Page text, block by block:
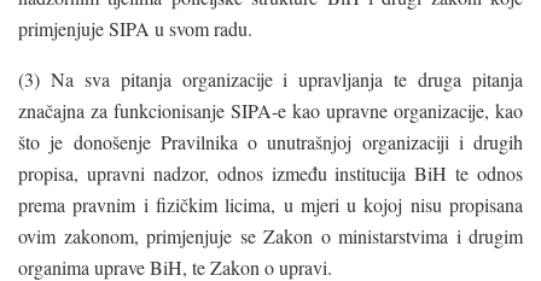
primjenjuje SIPA u svom radu.
(3) Na sva pitanja organizacije i upravljanja te druga pitanja
značajna za funkcionisanje SIPA-e kao upravne organizacije, kao
što je donošenje Pravilnika o unutrašnjoj organizaciji i drugih
propisa, upravni nadzor, odnos između institucija BiH te odnos
prema pravnim i fizičkim licima, u mjeri u kojoj nisu propisana
ovim zakonom, primjenjuje se Zakon o ministarstvima i drugim
organima uprave BiH, te Zakon o upravi.